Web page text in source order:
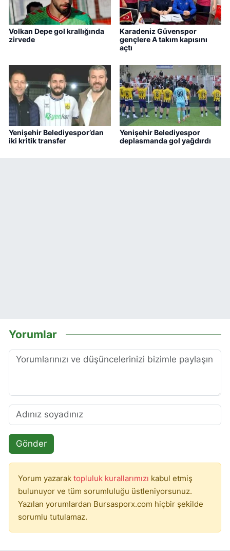
Volkan Depe gol krallığında
zirvede
Karadeniz Güvenspor
gençlere A takım kapısını
açtı
Yenişehir Belediyespor’dan
iki kritik transfer
Yenişehir Belediyespor
deplasmanda gol yağdırdı
Yorumlar
Gönder
Yorum yazarak topluluk kurallarımızı kabul etmiş
bulunuyor ve tüm sorumluluğu üstleniyorsunuz.
Yazılan yorumlardan Bursasporx.com hiçbir şekilde
sorumlu tutulamaz.